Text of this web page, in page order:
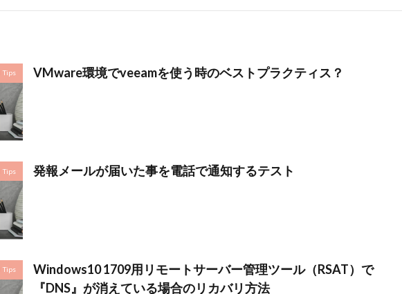
Tips VMware環境でveeamを使う時のベストプラクティス？
Tips 発報メールが届いた事を電話で通知するテスト
Tips
Windows10 1709用リモートサーバー管理ツール（RSAT）で
『DNS』が消えている場合のリカバリ方法